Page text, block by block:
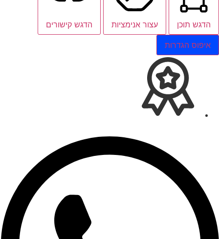
הדגש תוכן עצור אנימציות הדגש קישורים
איפוס הגדרות